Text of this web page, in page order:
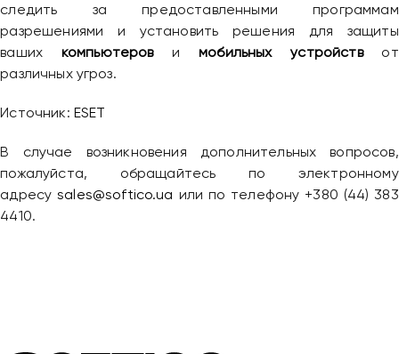
следить за предоставленными программам
разрешениями и установить решения для защиты
ваших компьютеровимобильных устройствот
различных угроз.
Источник: ESET
В случае возникновения дополнительных вопросов,
пожалуйста, обращайтесь по электронному
адресуsales@softico.ua или по телефону +380 (44) 383
4410.